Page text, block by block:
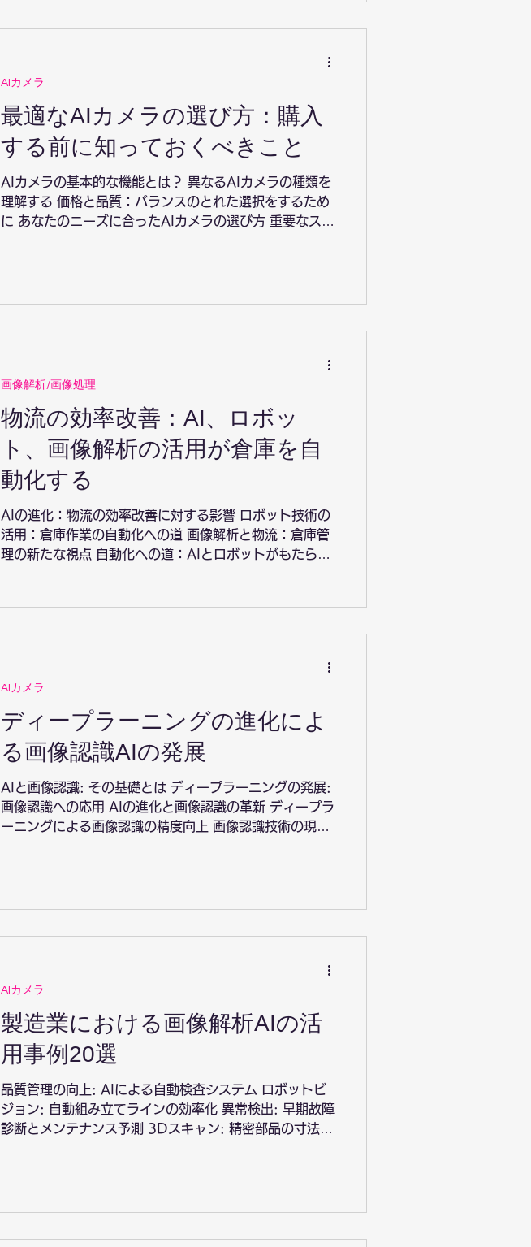
最適なAIカメラの選び方：購入
する前に知っておくべきこと
AIカメラの基本的な機能とは？ 異なるAIカメラの種類を
理解する 価格と品質：バランスのとれた選択をするため
に あなたのニーズに合ったAIカメラの選び方 重要なスペ
AIカメラ
物流の効率改善：AI、ロボッ
ト、画像解析の活用が倉庫を自
動化する
AIの進化：物流の効率改善に対する影響 ロボット技術の
活用：倉庫作業の自動化への道 画像解析と物流：倉庫管
理の新たな視点 自動化への道：AIとロボットがもたらす
画像解析/画像処理
ディープラーニングの進化によ
る画像認識AIの発展
AIと画像認識: その基礎とは ディープラーニングの発展:
画像認識への応用 AIの進化と画像認識の革新 ディープラ
ーニングによる画像認識の精度向上 画像認識技術の現状
AIカメラ
製造業における画像解析AIの活
用事例20選
品質管理の向上: AIによる自動検査システム ロボットビ
ジョン: 自動組み立てラインの効率化 異常検出: 早期故障
診断とメンテナンス予測 3Dスキャン: 精密部品の寸法測
AIカメラ